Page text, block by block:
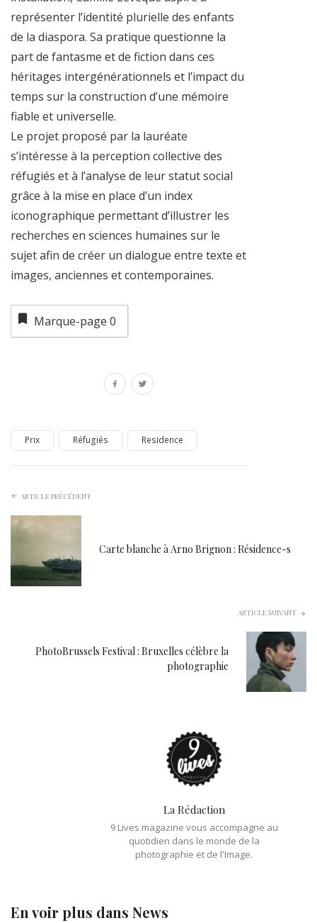
représenter l’identité plurielle des enfants
de la diaspora. Sa pratique questionne la
part de fantasme et de fiction dans ces
héritages intergénérationnels et l’impact du
temps sur la construction d’une mémoire
fiable et universelle.
Le projet proposé par la lauréate
s’intéresse à la perception collective des
réfugiés et à l’analyse de leur statut social
grâce à la mise en place d’un index
iconographique permettant d’illustrer les
recherches en sciences humaines sur le
sujet afin de créer un dialogue entre texte et
images, anciennes et contemporaines.
Marque-page 0
Prix Réfugiés Residence
ARTICLE PRÉCÉDENT
Carte blanche à Arno Brignon : Résidence-s
ARTICLE SUIVANT
PhotoBrussels Festival : Bruxelles célèbre la
photographie
La Rédaction
9 Lives magazine vous accompagne au
quotidien dans le monde de la
photographie et de l'Image.
En voir plus dans News